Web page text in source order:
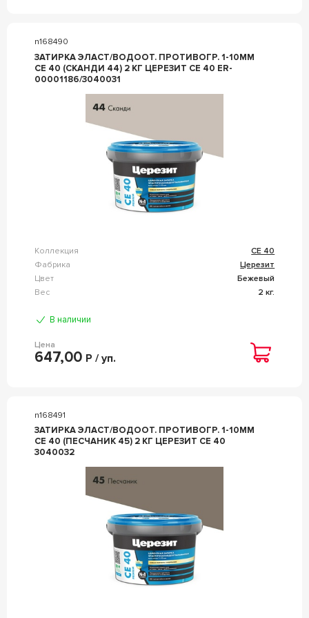
n168490
ЗАТИРКА ЭЛАСТ/ВОДООТ. ПРОТИВОГР. 1-10ММ
СЕ 40 (СКАНДИ 44) 2 КГ ЦЕРЕЗИТ CE 40 ER-
00001186/3040031
Коллекция
CE 40
Фабрика
Церезит
Цвет
Бежевый
Вес
2 кг.
В наличии
Цена
647,00 Р / уп.
n168491
ЗАТИРКА ЭЛАСТ/ВОДООТ. ПРОТИВОГР. 1-10ММ
СЕ 40 (ПЕСЧАНИК 45) 2 КГ ЦЕРЕЗИТ CE 40
3040032